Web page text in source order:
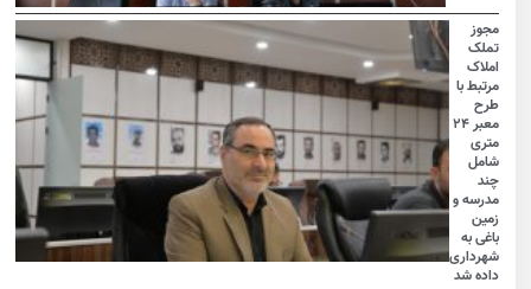
مجوز
تملک
املاک
مرتبط با
طرح
معبر ۲۴
متری
شامل
چند
مدرسه و
زمین
باغی به
شهرداری
داده شد